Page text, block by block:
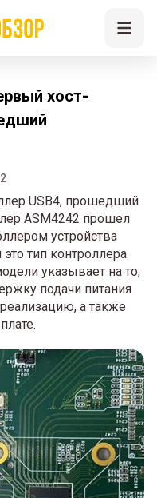
хост-
USB4, прошедший
ASM4242 прошел
устройства
тип контроллера
указывает на то,
подачи питания
а также